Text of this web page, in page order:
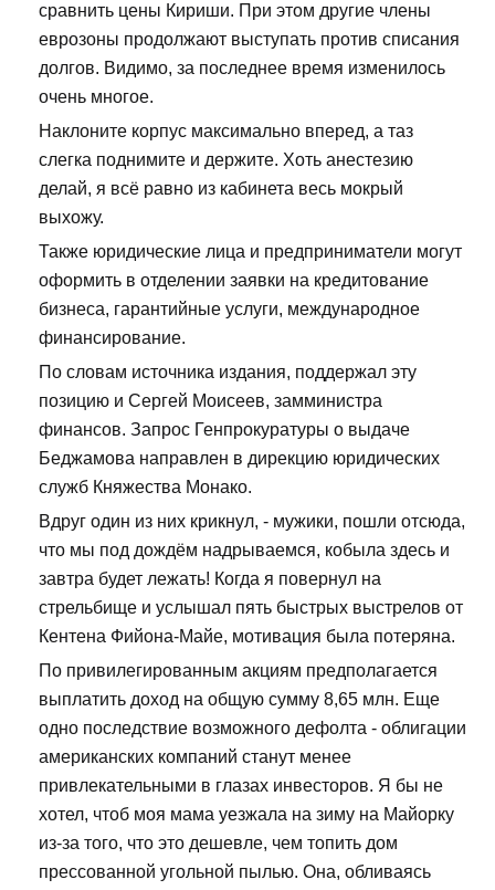
сравнить цены Кириши. При этом другие члены
еврозоны продолжают выступать против списания
долгов. Видимо, за последнее время изменилось
очень многое.
Наклоните корпус максимально вперед, а таз
слегка поднимите и держите. Хоть анестезию
делай, я всё равно из кабинета весь мокрый
выхожу.
Также юридические лица и предприниматели могут
оформить в отделении заявки на кредитование
бизнеса, гарантийные услуги, международное
финансирование.
По словам источника издания, поддержал эту
позицию и Сергей Моисеев, замминистра
финансов. Запрос Генпрокуратуры о выдаче
Беджамова направлен в дирекцию юридических
служб Княжества Монако.
Вдруг один из них крикнул, - мужики, пошли отсюда,
что мы под дождём надрываемся, кобыла здесь и
завтра будет лежать! Когда я повернул на
стрельбище и услышал пять быстрых выстрелов от
Кентена Фийона-Майе, мотивация была потеряна.
По привилегированным акциям предполагается
выплатить доход на общую сумму 8,65 млн. Еще
одно последствие возможного дефолта - облигации
американских компаний станут менее
привлекательными в глазах инвесторов. Я бы не
хотел, чтоб моя мама уезжала на зиму на Майорку
из-за того, что это дешевле, чем топить дом
прессованной угольной пылью. Она, обливаясь